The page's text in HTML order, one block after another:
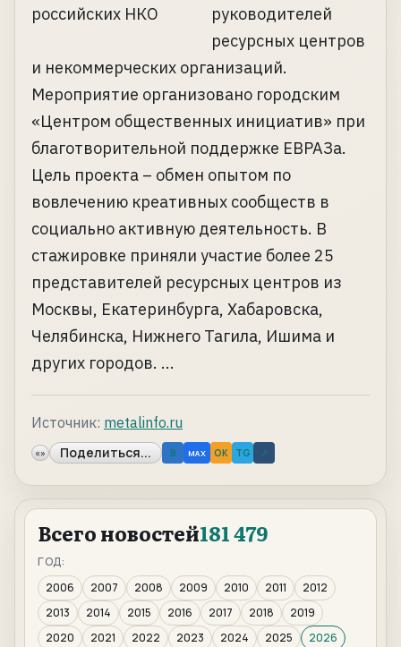
руководителей
ресурсных центров
и некоммерческих организаций.
Мероприятие организовано городским
«Центром общественных инициатив» при
благотворительной поддержке ЕВРАЗа.
Цель проекта – обмен опытом по
вовлечению креативных сообществ в
социально активную деятельность. В
стажировке приняли участие более 25
представителей ресурсных центров из
Москвы, Екатеринбурга, Хабаровска,
Челябинска, Нижнего Тагила, Ишима и
других городов. ...
Источник: metalinfo.ru
«» Поделиться... B MAX OK TG ↗
Всего новостей181 479
ГОД:
2006
2007 2008 2009 2010 2011
2012
2013
2014 2015 2016 2017 2018
2019
2020
2021 2022 2023 2024 2025
2026